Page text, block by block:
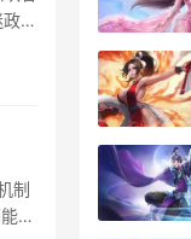
策
，
制
恢